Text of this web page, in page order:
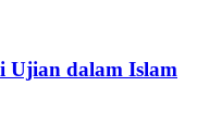
Ujian dalam Islam